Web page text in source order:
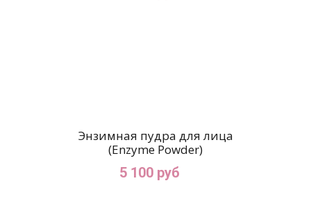
Энзимная пудра для лица
(Enzyme Powder)
5 100 руб